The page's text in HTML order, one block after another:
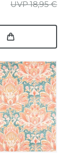
UVP 18,95 €